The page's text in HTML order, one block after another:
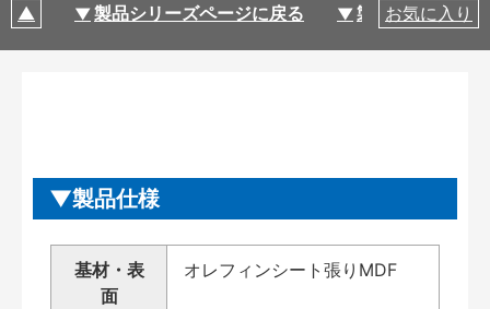
製品シリーズページに戻る 製品仕様
お気に入り
製品仕様
基材・表
面
オレフィンシート張りMDF